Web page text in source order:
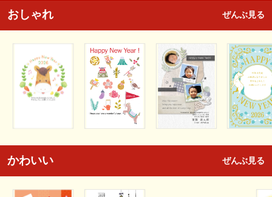
おしゃれ ぜんぶ見る
かわいい ぜんぶ見る